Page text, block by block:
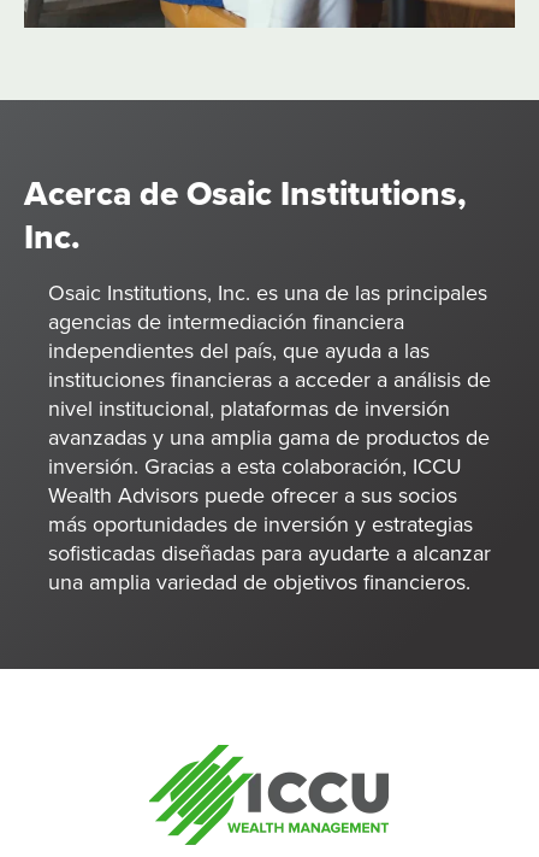
Acerca de Osaic Institutions,
Inc.
Osaic Institutions, Inc. es una de las principales
agencias de intermediación financiera
independientes del país, que ayuda a las
instituciones financieras a acceder a análisis de
nivel institucional, plataformas de inversión
avanzadas y una amplia gama de productos de
inversión. Gracias a esta colaboración, ICCU
Wealth Advisors puede ofrecer a sus socios
más oportunidades de inversión y estrategias
sofisticadas diseñadas para ayudarte a alcanzar
una amplia variedad de objetivos financieros.